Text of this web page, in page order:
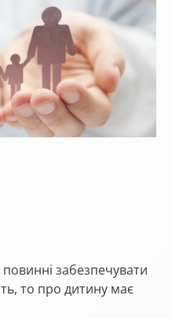
забезпечувати
то про дитину має